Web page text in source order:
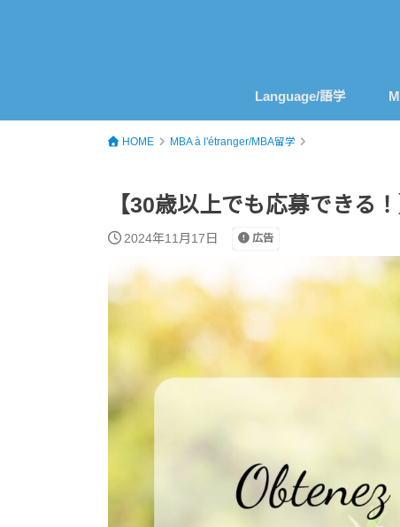
Language/語学
HOME MBA à l'étranger/MBA留学
【30歳以上でも応募できる
2024年11月17日 広告